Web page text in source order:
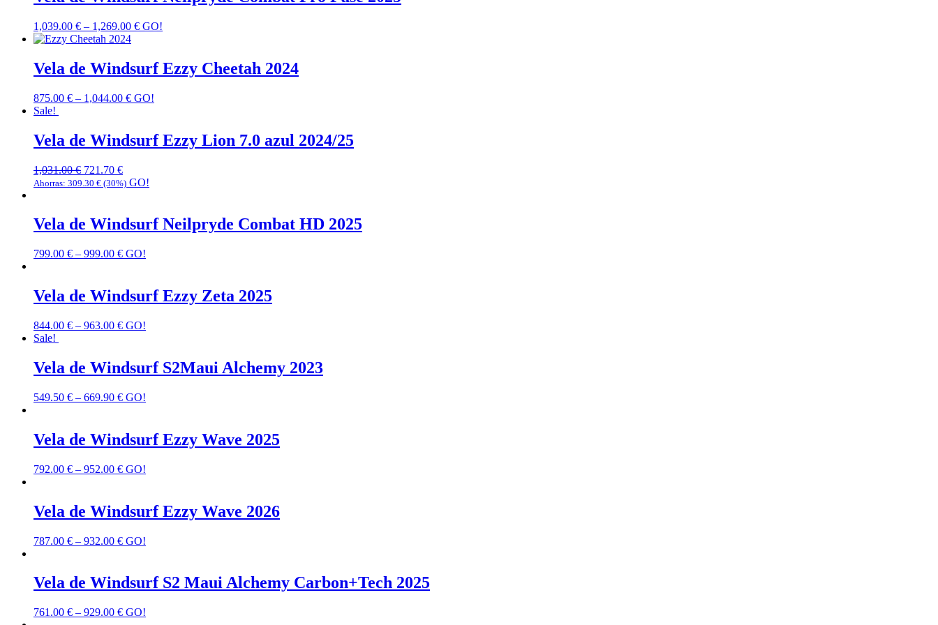
1,039.00 € – 1,269.00 € GO!
Vela de Windsurf Ezzy Cheetah 2024
875.00 € – 1,044.00 € GO!
Sale!
Vela de Windsurf Ezzy Lion 7.0 azul 2024/25
1,031.00€ 721.70 €
Ahorras: 309.30 € (30%) GO!
Vela de Windsurf Neilpryde Combat HD 2025
799.00 € – 999.00 € GO!
Vela de Windsurf Ezzy Zeta 2025
844.00 € – 963.00 € GO!
Sale!
Vela de Windsurf S2Maui Alchemy 2023
549.50 € – 669.90 € GO!
Vela de Windsurf Ezzy Wave 2025
792.00 € – 952.00 € GO!
Vela de Windsurf Ezzy Wave 2026
787.00 € – 932.00 € GO!
Vela de Windsurf S2 Maui Alchemy Carbon+Tech 2025
761.00 € – 929.00 € GO!